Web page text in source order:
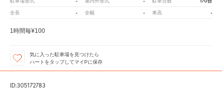
全長 - 全幅 - 車高 -
1時間毎¥100
気に入った駐車場を見つけたら
ハートをタップしてマイPに保存
ID:305172783